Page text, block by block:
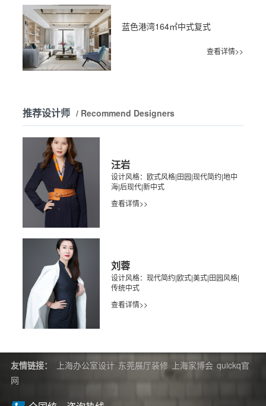
蓝色港湾164㎡中式复式
查看详情>>
推荐设计师 / Recommend Designers
汪岩
设计风格：欧式风格|田园|现代简约|地中
海|后现代|新中式
查看详情>>
刘蓉
设计风格：现代简约|欧式|美式|田园风格|
传统中式
查看详情>>
友情链接： 上海办公室设计 东莞展厅装修 上海家博会 quickq官
网